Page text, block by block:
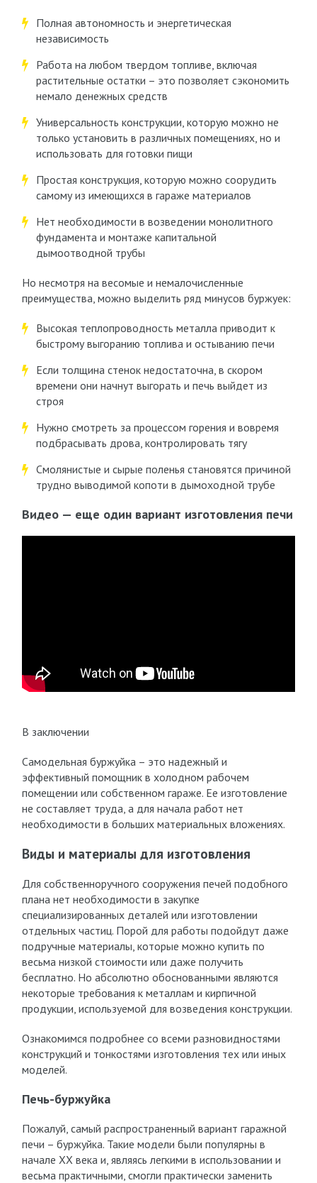
Полная автономность и энергетическая
независимость
Работа на любом твердом топливе, включая
растительные остатки – это позволяет сэкономить
немало денежных средств
Универсальность конструкции, которую можно не
только установить в различных помещениях, но и
использовать для готовки пищи
Простая конструкция, которую можно соорудить
самому из имеющихся в гараже материалов
Нет необходимости в возведении монолитного
фундамента и монтаже капитальной
дымоотводной трубы
Но несмотря на весомые и немалочисленные
преимущества, можно выделить ряд минусов буржуек:
Высокая теплопроводность металла приводит к
быстрому выгоранию топлива и остыванию печи
Если толщина стенок недостаточна, в скором
времени они начнут выгорать и печь выйдет из
строя
Нужно смотреть за процессом горения и вовремя
подбрасывать дрова, контролировать тягу
Смолянистые и сырые поленья становятся причиной
трудно выводимой копоти в дымоходной трубе
Видео — еще один вариант изготовления печи
В заключении
Самодельная буржуйка – это надежный и
эффективный помощник в холодном рабочем
помещении или собственном гараже. Ее изготовление
не составляет труда, а для начала работ нет
необходимости в больших материальных вложениях.
Виды и материалы для изготовления
Для собственноручного сооружения печей подобного
плана нет необходимости в закупке
специализированных деталей или изготовлении
отдельных частиц. Порой для работы подойдут даже
подручные материалы, которые можно купить по
весьма низкой стоимости или даже получить
бесплатно. Но абсолютно обоснованными являются
некоторые требования к металлам и кирпичной
продукции, используемой для возведения конструкции.
Ознакомимся подробнее со всеми разновидностями
конструкций и тонкостями изготовления тех или иных
моделей.
Печь-буржуйка
Пожалуй, самый распространенный вариант гаражной
печи – буржуйка. Такие модели были популярны в
начале XX века и, являясь легкими в использовании и
весьма практичными, смогли практически заменить